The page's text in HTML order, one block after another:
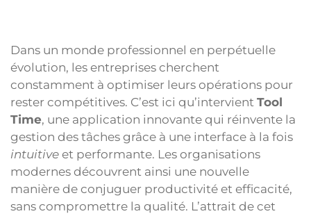
Dans un monde professionnel en perpétuelle
évolution, les entreprises cherchent
constamment à optimiser leurs opérations pour
rester compétitives. C’est ici qu’intervient Tool
Time, une application innovante qui réinvente la
gestion des tâches grâce à une interface à la fois
intuitive et performante. Les organisations
modernes découvrent ainsi une nouvelle
manière de conjuguer productivité et efficacité,
sans compromettre la qualité. L’attrait de cet